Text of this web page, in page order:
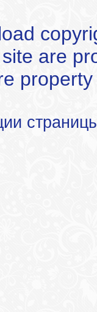
are